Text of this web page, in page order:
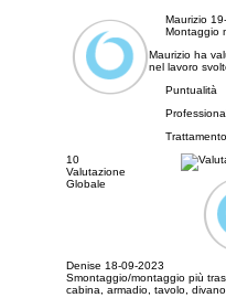
Maurizio
Montaggio
Maurizio ha
nel lavoro
Puntualità
10
Valutazione
Globale
Denise 18-09-2023
Smontaggio/montaggio più
cabina, armadio, tavolo, divano